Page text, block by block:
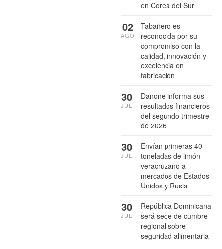
en Corea del Sur
Tabañero es
reconocida por su
compromiso con la
calidad, innovación y
excelencia en
fabricación
02
AGO
Danone informa sus
resultados financieros
del segundo trimestre
de 2026
30
JUL
Envían primeras 40
toneladas de limón
veracruzano a
mercados de Estados
Unidos y Rusia
30
JUL
República Dominicana
será sede de cumbre
regional sobre
seguridad alimentaria
30
JUL